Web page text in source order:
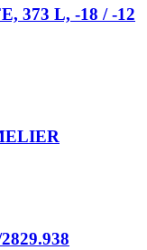
373 L, -18 / -12